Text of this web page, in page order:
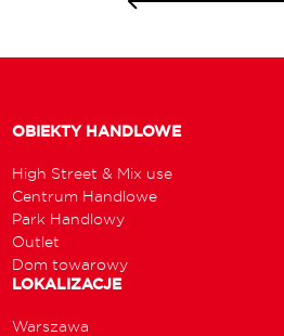
OBIEKTY HANDLOWE
High Street & Mix use
Centrum Handlowe
Park Handlowy
Outlet
Dom towarowy
LOKALIZACJE
Warszawa